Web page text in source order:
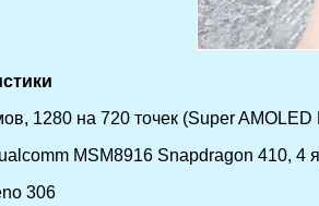
1280 на 720 точек (Super
MSM8916 Snapdragon 410, 4
306